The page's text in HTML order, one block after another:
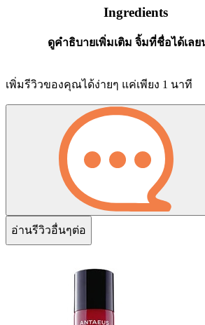
Ingredients
ดูคำธิบายเพิ่มเติม จิ้มที่ชื่อได้เลย
เพิ่มรีวิวของคุณได้ง่ายๆ แค่เพียง 1 นาที
อ่านรีวิวอื่นๆต่อ